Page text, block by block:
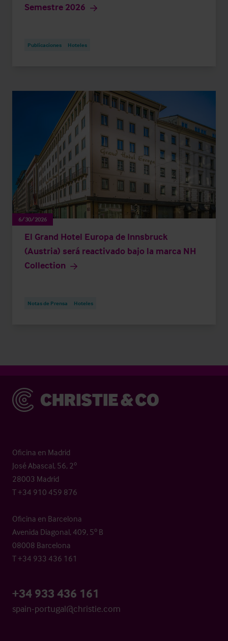
Semestre 2026
Publicaciones Hoteles
6/30/2026
El Grand Hotel Europa de Innsbruck
(Austria) será reactivado bajo la marca NH
Collection
Notas de Prensa Hoteles
Christie & Co
Oficina en Madrid
José Abascal, 56, 2º
28003 Madrid
T +34 910 459 876
Oficina en Barcelona
Avenida Diagonal, 409, 5º B
08008 Barcelona
T +34 933 436 161
+34 933 436 161
spain-portugal@christie.com